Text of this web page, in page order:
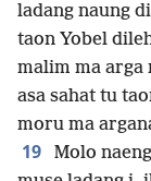
ladang naung
taon Yobel
malim ma arga
asa sahat tu
moru ma
19
Molo